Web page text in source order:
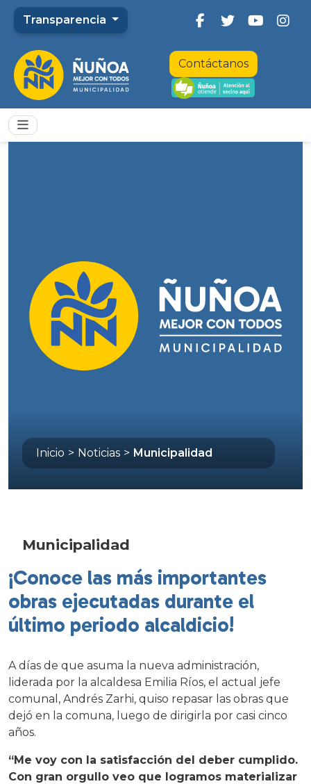
Transparencia
Contáctanos
Inicio > Noticias > Municipalidad
Municipalidad
¡Conoce las más importantes
obras ejecutadas durante el
último periodo alcaldicio!
A días de que asuma la nueva administración,
liderada por la alcaldesa Emilia Ríos, el actual jefe
comunal, Andrés Zarhi, quiso repasar las obras que
dejó en la comuna, luego de dirigirla por casi cinco
años.
“Me voy con la satisfacción del deber cumplido.
Con gran orgullo veo que logramos materializar